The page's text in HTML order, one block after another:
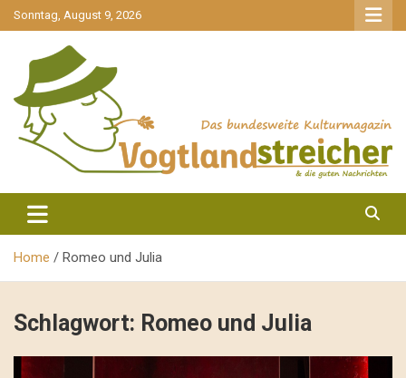
gehe
zum
Sonntag, August 9, 2026
Vogtlandstreicher
Home Romeo und Julia
Schlagwort: Romeo und Julia